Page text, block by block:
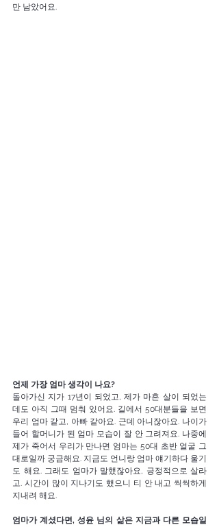
만 남았어요.
언제 가장 엄마 생각이 나요?
돌아가신 지가 17년이 되었고, 제가 마흔 살이 되었는
데도 아직 그때 멈춰 있어요. 길에서 50대분들을 보면
우리 엄마 같고, 아빠 같아요. 근데 아니잖아요. 나이가
들어 할머니가 된 엄마 모습이 잘 안 그려져요. 나중에
제가 죽어서 우리가 만나면 엄마는 50대 초반 얼굴 그
대로일까 궁금해요. 지금도 언니랑 엄마 얘기하다 울기
도 해요. 그래도 엄마가 말했잖아요, 긍정적으로 살라
고. 시간이 많이 지나기도 했으니 티 안 내고 씩씩하게
지내려 해요.
엄마가 계셨다면, 성윤 님의 삶은 지금과 다른 모습일